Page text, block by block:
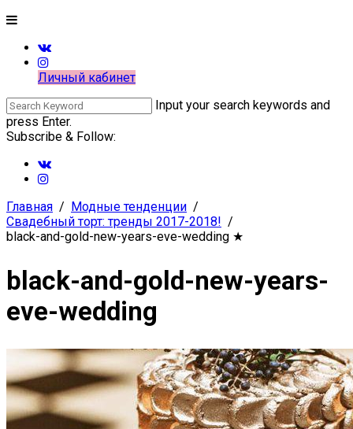
Личный кабинет
Input your search keywords and
press Enter.
Subscribe & Follow:
Главная
Модные тенденции
Свадебный торт: тренды 2017-2018!
black-and-gold-new-years-eve-wedding ★
black-and-gold-new-years-
eve-wedding